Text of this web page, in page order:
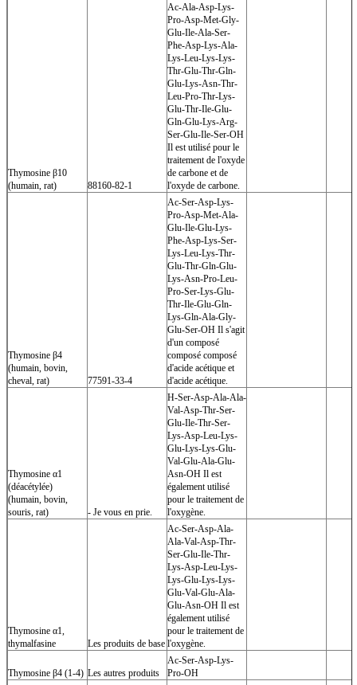
Thymosine β10
(humain, rat)
88160-82-1
Ac-Ala-Asp-Lys-
Pro-Asp-Met-Gly-
Glu-Ile-Ala-Ser-
Phe-Asp-Lys-Ala-
Lys-Leu-Lys-Lys-
Thr-Glu-Thr-Gln-
Glu-Lys-Asn-Thr-
Leu-Pro-Thr-Lys-
Glu-Thr-Ile-Glu-
Gln-Glu-Lys-Arg-
Ser-Glu-Ile-Ser-OH
Il est utilisé pour le
traitement de l'oxyde
de carbone et de
l'oxyde de carbone.
Thymosine β4
(humain, bovin,
cheval, rat)
77591-33-4
Ac-Ser-Asp-Lys-
Pro-Asp-Met-Ala-
Glu-Ile-Glu-Lys-
Phe-Asp-Lys-Ser-
Lys-Leu-Lys-Thr-
Glu-Thr-Gln-Glu-
Lys-Asn-Pro-Leu-
Pro-Ser-Lys-Glu-
Thr-Ile-Glu-Gln-
Lys-Gln-Ala-Gly-
Glu-Ser-OH Il s'agit
d'un composé
composé composé
d'acide acétique et
d'acide acétique.
Thymosine α1
(déacétylée)
(humain, bovin,
souris, rat)
- Je vous en prie.
H-Ser-Asp-Ala-Ala-
Val-Asp-Thr-Ser-
Glu-Ile-Thr-Ser-
Lys-Asp-Leu-Lys-
Glu-Lys-Lys-Glu-
Val-Glu-Ala-Glu-
Asn-OH Il est
également utilisé
pour le traitement de
l'oxygène.
Thymosine α1,
thymalfasine
Les produits de base
Ac-Ser-Asp-Ala-
Ala-Val-Asp-Thr-
Ser-Glu-Ile-Thr-
Lys-Asp-Leu-Lys-
Lys-Glu-Lys-Lys-
Glu-Val-Glu-Ala-
Glu-Asn-OH Il est
également utilisé
pour le traitement de
l'oxygène.
Thymosine β4 (1-4) Les autres produits
Ac-Ser-Asp-Lys-
Pro-OH